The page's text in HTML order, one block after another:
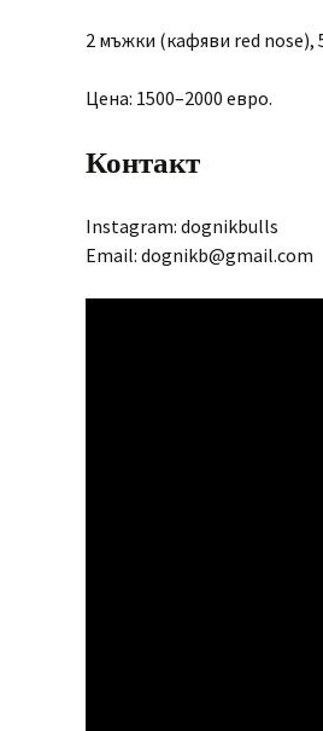
2 мъжки (кафяви red nose),
Цена: 1500–2000 евро.
Контакт
Instagram: dognikbulls
Email: dognikb@gmail.com